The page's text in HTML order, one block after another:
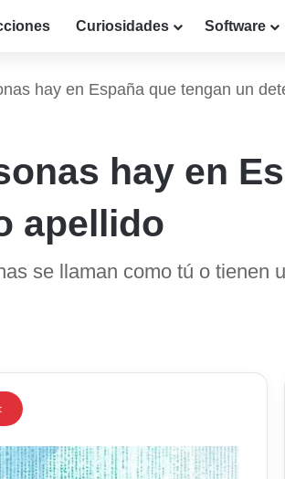
Curiosidades Software
hay en España que tengan un
hay en
apellido
se llaman como tú o tienen